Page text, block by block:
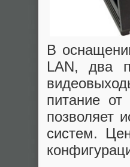
В
LAN, два
питание
позволяет
систем.